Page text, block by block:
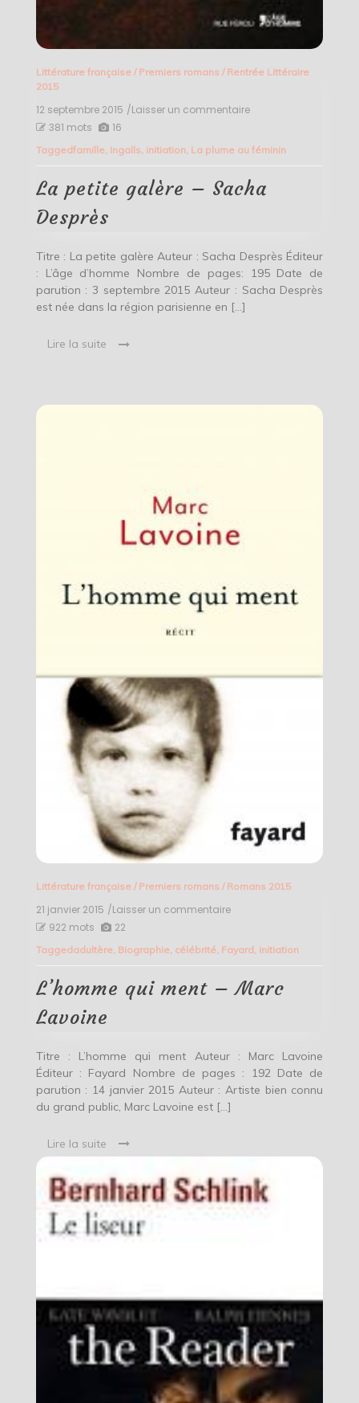
Littérature française/ Premiers romans / Rentrée Littéraire
2015
12 septembre 2015 /Laisser un commentaireon
galère
Sacha
Desprès
381 mots 16
Taggedfamille, Ingalls, initiation, La plume au féminin
La petite galère – Sacha
Desprès
Titre : La petite galère Auteur : Sacha Desprès Éditeur
: L’âge d’homme Nombre de pages: 195 Date de
parution : 3 septembre 2015 Auteur : Sacha Desprès
est née dans la région parisienne en […]
Lire la suite
Littérature française/ Premiers romans / Romans 2015
21 janvier 2015 /Laisser un commentaireon
ment
Marc
Lavoine
922 mots 22
Taggedadultère, Biographie, célébrité Fayard, initiation
L’homme qui ment – Marc
Lavoine
Titre : L’homme qui ment Auteur : Marc Lavoine
Éditeur : Fayard Nombre de pages : 192 Date de
parution : 14 janvier 2015 Auteur : Artiste bien connu
du grand public, Marc Lavoine est […]
Lire la suite